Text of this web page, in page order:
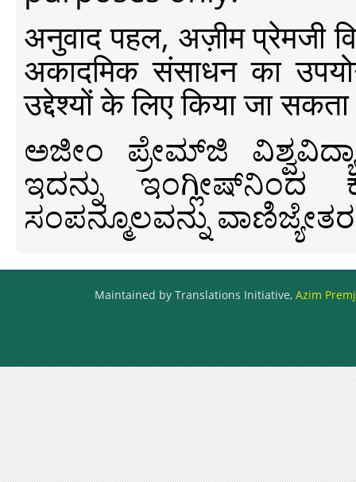
अनुवाद पहल, अज़ीम प्रेमजी
अकादमिक संसाधन का
उद्देश्यों के लिए किया जा
ಅಜೀಂ ಪ್ರೇಮ್‍ಜಿ
ಇದನ್ನು ಇಂಗ್ಲೀಷ್‍ನಿಂದ
ಸಂಪನ್ಮೂಲವನ್ನು
Maintained by Translations Initiative, Azim